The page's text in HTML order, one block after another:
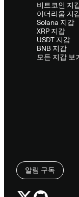
비트코인 지
이더리움 지
Solana 지갑
XRP 지갑
USDT 지갑
BNB 지갑
모든 지갑 보
알림 구독